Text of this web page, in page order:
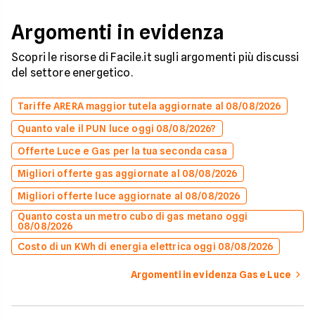
Argomenti in evidenza
Scopri le risorse di Facile.it sugli argomenti più discussi
del settore energetico.
Tariffe ARERA maggior tutela aggiornate al 08/08/2026
Quanto vale il PUN luce oggi 08/08/2026?
Offerte Luce e Gas per la tua seconda casa
Migliori offerte gas aggiornate al 08/08/2026
Migliori offerte luce aggiornate al 08/08/2026
Quanto costa un metro cubo di gas metano oggi
08/08/2026
Costo di un KWh di energia elettrica oggi 08/08/2026
Argomenti in evidenza Gas e Luce